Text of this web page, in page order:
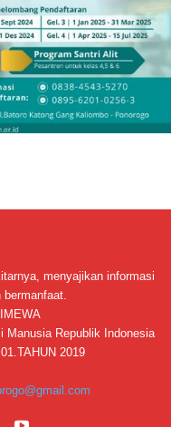
menyajikan informasi
bermanfaat.
Manusia Republik Indonesia
2019